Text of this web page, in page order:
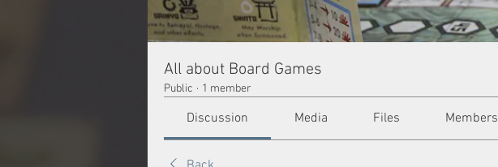
All about Board Games
Public · 1 member
Discussion Media Files Members